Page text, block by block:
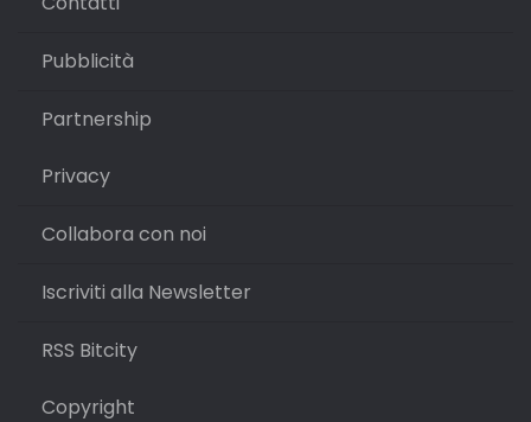
Pubblicità
Partnership
Privacy
Collabora con noi
Iscriviti alla Newsletter
RSS Bitcity
Copyright